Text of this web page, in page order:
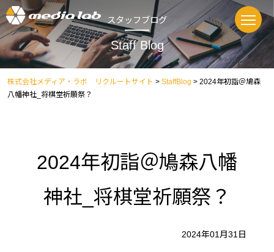
スタッフブログ
Staff Blog
株式会社メディア・ラボ リクルートサイト > StaffBlog > 2024年初詣＠鳩森
八幡神社_将棋堂祈願祭？
2024年初詣＠鳩森八幡
神社_将棋堂祈願祭？
2024年01月31日